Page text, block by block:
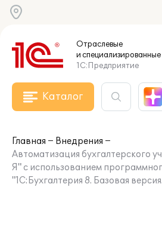
Отраслевые
и специализированные
1С:Предприятие
Каталог
Главная
Внедрения
Автоматизация
Я" с использованием
"1С:Бухгалтерия 8. Базовая